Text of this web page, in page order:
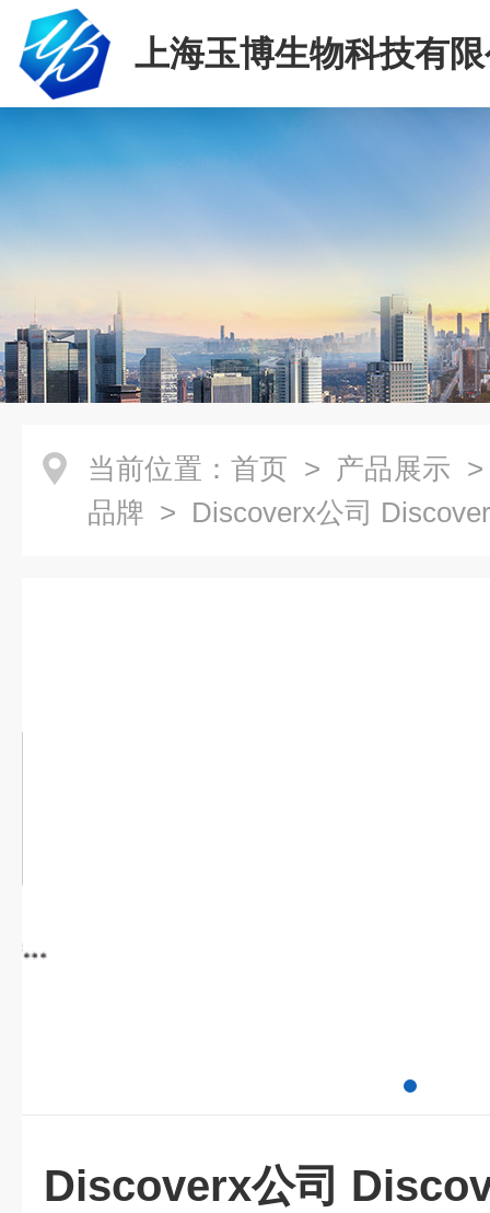
上海玉博生物科技有
当前位置： 首页 > 产品展示
品牌 > Discoverx公司
Discoverx公司